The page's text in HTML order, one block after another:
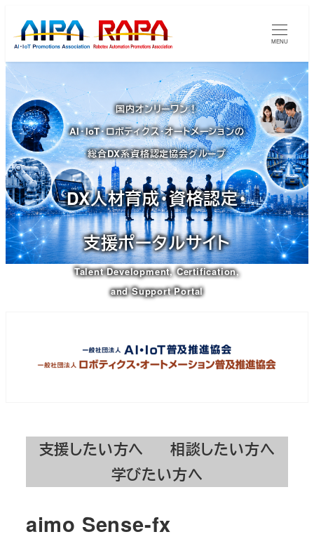
イ
ン
コ
ン
テ
ン
ツ
へ
移
動
MENU
国内オンリーワン！
AI・IoT・ロボティクス・オートメーションの
総合DX系資格認定協会グループ
DX人材育成・資格認定・
支援ポータルサイト
Talent Development, Certification,
and Support Portal
支援したい方へ
相談したい方へ
学びたい方へ
aimo Sense-fx